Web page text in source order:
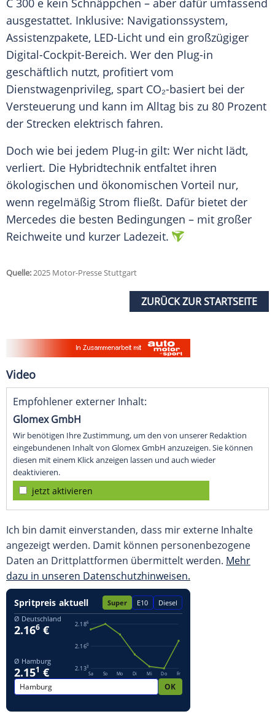
C 300 e kein Schnäppchen – aber dafür umfassend
ausgestattet. Inklusive: Navigationssystem,
Assistenzpakete, LED-Licht und ein großzügiger
Digital-Cockpit-Bereich. Wer den Plug-in
geschäftlich nutzt, profitiert vom
Dienstwagenprivileg, spart CO₂-basiert bei der
Versteuerung und kann im Alltag bis zu 80 Prozent
der Strecken elektrisch fahren.
Doch wie bei jedem Plug-in gilt: Wer nicht lädt,
verliert. Die Hybridtechnik entfaltet ihren
ökologischen und ökonomischen Vorteil nur,
wenn regelmäßig Strom fließt. Dafür bietet der
Mercedes die besten Bedingungen – mit großer
Reichweite und kurzer Ladezeit.
Quelle:2025 Motor-Presse Stuttgart
ZURÜCK ZUR STARTSEITE
Video
Empfohlener externer Inhalt:
Glomex GmbH
Wir benötigen Ihre Zustimmung, um den von unserer Redaktion
eingebundenen Inhalt von Glomex GmbH anzuzeigen. Sie können
diesen mit einem Klick anzeigen lassen und auch wieder
deaktivieren.
jetzt aktivieren
Ich bin damit einverstanden, dass mir externe Inhalte
angezeigt werden. Damit können personenbezogene
Daten an Drittplattformen übermittelt werden. Mehr
dazu in unseren Datenschutzhinweisen.